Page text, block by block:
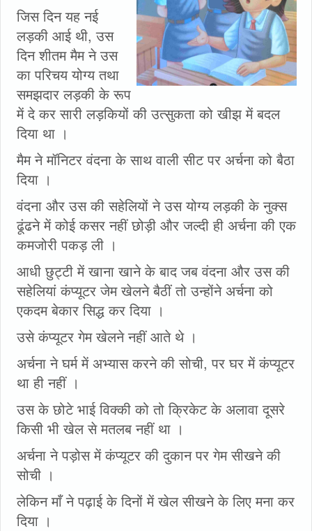
जिस दिन यह नई
लड़की आई थी, उस
दिन शीतम मैम ने उस
का परिचय योग्य तथा
समझदार लड़की के रूप
में दे कर सारी लड़कियों की उत्सुकता को खीझ में बदल
दिया था ।
मैम ने मॉनिटर वंदना के साथ वाली सीट पर अर्चना को बैठा
दिया ।
वंदना और उस की सहेलियों ने उस योग्य लड़की के नुक्स
ढूंढने में कोई कसर नहीं छोड़ी और जल्दी ही अर्चना की एक
कमजोरी पकड़ ली ।
आधी छुट्टी में खाना खाने के बाद जब वंदना और उस की
सहेलियां कंप्यूटर जेम खेलने बैठीं तो उन्होंने अर्चना को
एकदम बेकार सिद्ध कर दिया ।
उसे कंप्यूटर गेम खेलने नहीं आते थे ।
अर्चना ने घर्म में अभ्यास करने की सोची, पर घर में कंप्यूटर
था ही नहीं ।
उस के छोटे भाई विक्की को तो क्रिकेट के अलावा दूसरे
किसी भी खेल से मतलब नहीं था ।
अर्चना ने पड़ोस में कंप्यूटर की दुकान पर गेम सीखने की
सोची ।
लेकिन माँ ने पढ़ाई के दिनों में खेल सीखने के लिए मना कर
दिया ।